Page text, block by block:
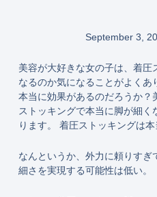
September 3,
美容が大好きな女の子は、着圧
なるのか気になることがよくあ
本当に効果があるのだろうか
ストッキングで本当に脚が細
ります。 着圧ストッキングは
なんというか、外力に頼りす
細さを実現する可能性は低い。